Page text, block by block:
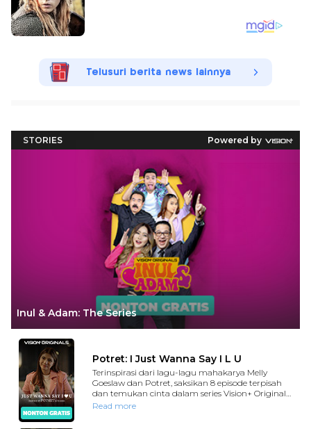
Telusuri berita news lainnya